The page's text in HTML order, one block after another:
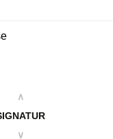
∧
∨